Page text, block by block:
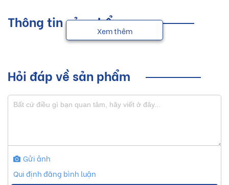
Thông tin sản phẩm
Xem thêm
Hỏi đáp về sản phẩm
Gửi ảnh
Qui định đăng bình luận